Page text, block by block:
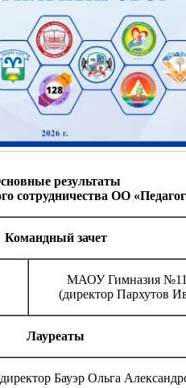
результаты
сотрудничества ОО
Командный зачет
МАОУ Гимназия №11
(директор Пархутов
Лауреаты
Бауэр Ольга